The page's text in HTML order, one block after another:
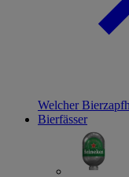
Welcher
Bierfässer